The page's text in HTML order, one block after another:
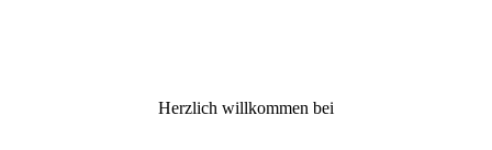
Herzlich willkommen bei